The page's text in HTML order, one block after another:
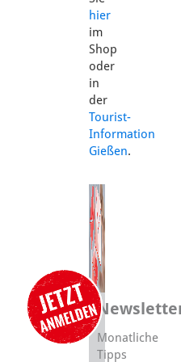
hier
im
Shop
oder
in
der
Tourist-
Information
Gießen.
Monatliche
Tipps